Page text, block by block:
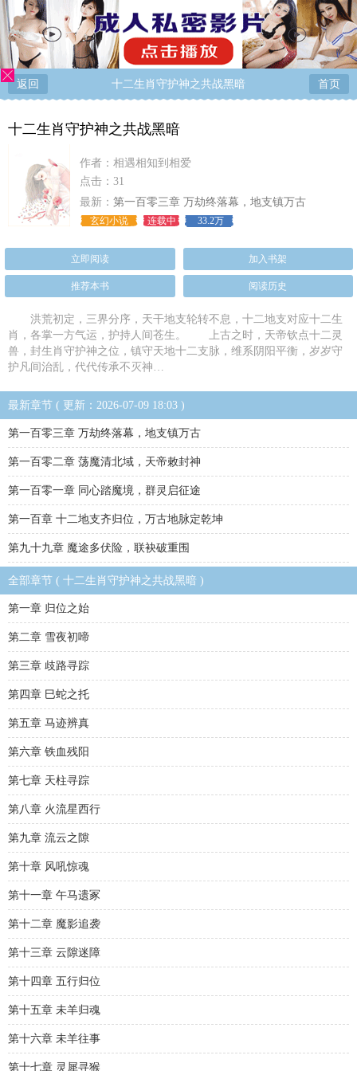
返回 十二生肖守护神之共战黑暗 首页
十二生肖守护神之共战黑暗
作者： 相遇相知到相爱
点击：31
最新： 第一百零三章 万劫终落幕，地支镇万古
玄幻小说 连载中 33.2万
立即阅读 加入书架
推荐本书 阅读历史
洪荒初定，三界分序，天干地支轮转不息，十二地支对应十二生
肖，各掌一方气运，护持人间苍生。 上古之时，天帝钦点十二灵
兽，封生肖守护神之位，镇守天地十二支脉，维系阴阳平衡，岁岁守
护凡间治乱，代代传承不灭神…
最新章节 ( 更新：2026-07-09 18:03 )
第一百零三章 万劫终落幕，地支镇万古
第一百零二章 荡魔清北域，天帝敕封神
第一百零一章 同心踏魔境，群灵启征途
第一百章 十二地支齐归位，万古地脉定乾坤
第九十九章 魔途多伏险，联袂破重围
全部章节 ( 十二生肖守护神之共战黑暗 )
第一章 归位之始
第二章 雪夜初啼
第三章 歧路寻踪
第四章 巳蛇之托
第五章 马迹辨真
第六章 铁血残阳
第七章 天柱寻踪
第八章 火流星西行
第九章 流云之隙
第十章 风吼惊魂
第十一章 午马遗冢
第十二章 魔影追袭
第十三章 云隙迷障
第十四章 五行归位
第十五章 未羊归魂
第十六章 未羊往事
第十七章 灵犀寻猴